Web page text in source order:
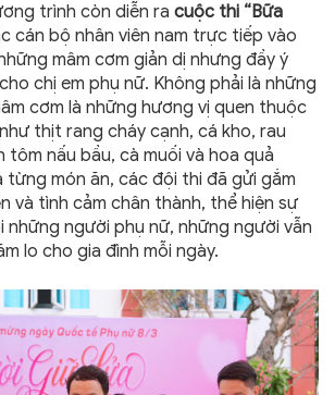
trình còn diễn ra cuộc thi “Bữa
cán bộ nhân viên nam trực tiếp vào
mâm cơm giản dị nhưng đầy ý
chị em phụ nữ. Không phải là những
cơm là những hương vị quen thuộc
thịt rang cháy cạnh, cá kho, rau
tôm nấu bầu, cà muối và hoa quả
từng món ăn, các đội thi đã gửi gắm
và tình cảm chân thành, thể hiện sự
người phụ nữ, những người vẫn
lo cho gia đình mỗi ngày.